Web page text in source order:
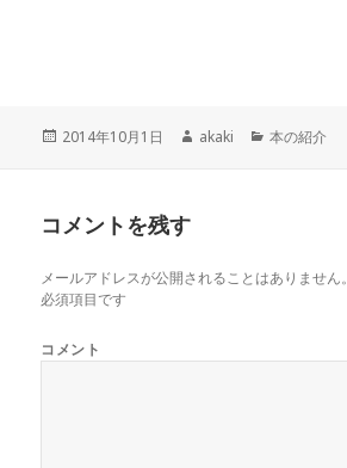
投
2014年10月1日
作
akaki
カ
本の紹介
コメントを残す
メールアドレスが公開されることはありません。
必須項目です
コメント